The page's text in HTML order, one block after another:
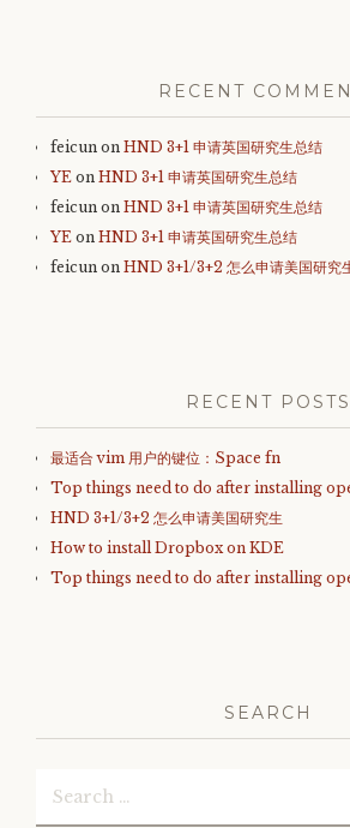
RECENT
feicun on HND 3+1 申请英国研究生总结
YE on HND 3+1 申请英国研究生总结
feicun on HND 3+1 申请英国研究生总结
YE on HND 3+1 申请英国研究生总结
feicun on HND 3+1/3+2 怎么申请美国研究
RECENT POSTS
最适合 vim 用户的键位：Space fn
Top things need to do after installing
HND 3+1/3+2 怎么申请美国研究生
How to install Dropbox on KDE
Top things need to do after installing
SEARCH